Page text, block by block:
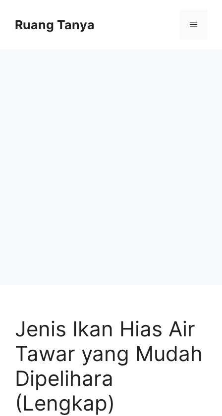
contentRuang Tanya Menu
Jenis Ikan Hias Air
Tawar yang Mudah
Dipelihara
(Lengkap)